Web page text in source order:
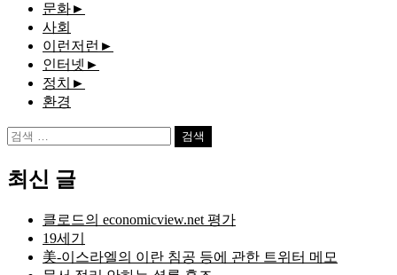
문화►
사회
이런저런 ►
인터넷 ►
정치 ►
환경
검
최신 글
클로드의 economicview.net 평가
19세기
美-이스라엘의 이란 침공 등에 관한 트위터 메모